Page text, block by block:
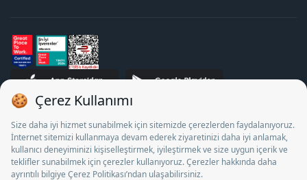
STJ İnsan Kaynakları Bilişim ve Danışmanlık A.Ş. Özel İstihdam
Bürosu Olarak 13/05/2025 - 12/05/2028 tarihleri arasında
faaliyette bulunmak üzere, Türkiye İş Kurumu tarafından